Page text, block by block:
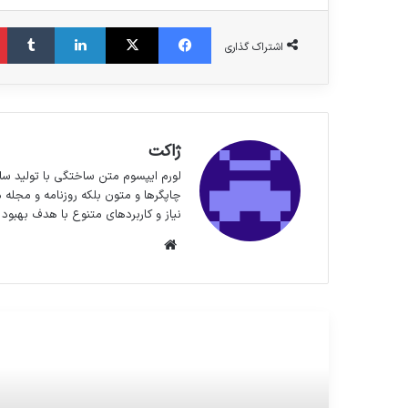
اشتراک گذاری
فیس بوک X لینکدین
ژاکت
لورم ایپسوم متن ساختگی با تولید
چاپگرها و متون بلکه روزنامه و
نیاز و کاربردهای متنوع با هدف